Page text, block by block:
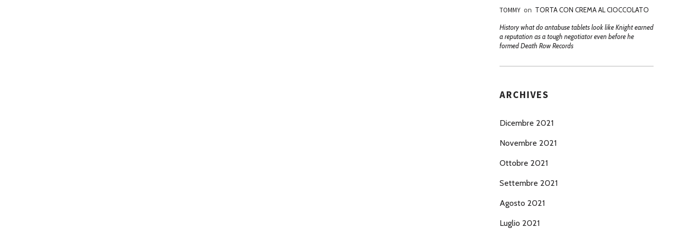
TOMMY on TORTA CON CREMA AL CIOCCOLATO
History what do antabuse tablets look like Knight earned
a reputation as a tough negotiator even before he
formed Death Row Records
ARCHIVES
Dicembre 2021
Novembre 2021
Ottobre 2021
Settembre 2021
Agosto 2021
Luglio 2021